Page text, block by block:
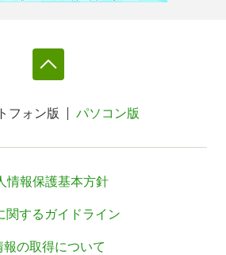
フォン版 パソコン版
情報保護基本方針
関するガイドライン
の取得について